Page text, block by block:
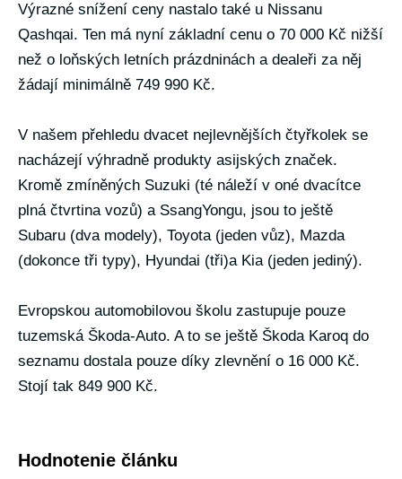
Výrazné snížení ceny nastalo také u Nissanu
Qashqai. Ten má nyní základní cenu o 70 000 Kč nižší
než o loňských letních prázdninách a dealeři za něj
žádají minimálně 749 990 Kč.
V našem přehledu dvacet nejlevnějších čtyřkolek se
nacházejí výhradně produkty asijských značek.
Kromě zmíněných Suzuki (té náleží v oné dvacítce
plná čtvrtina vozů) a SsangYongu, jsou to ještě
Subaru (dva modely), Toyota (jeden vůz), Mazda
(dokonce tři typy), Hyundai (tři)a Kia (jeden jediný).
Evropskou automobilovou školu zastupuje pouze
tuzemská Škoda-Auto. A to se ještě Škoda Karoq do
seznamu dostala pouze díky zlevnění o 16 000 Kč.
Stojí tak 849 900 Kč.
Hodnotenie článku